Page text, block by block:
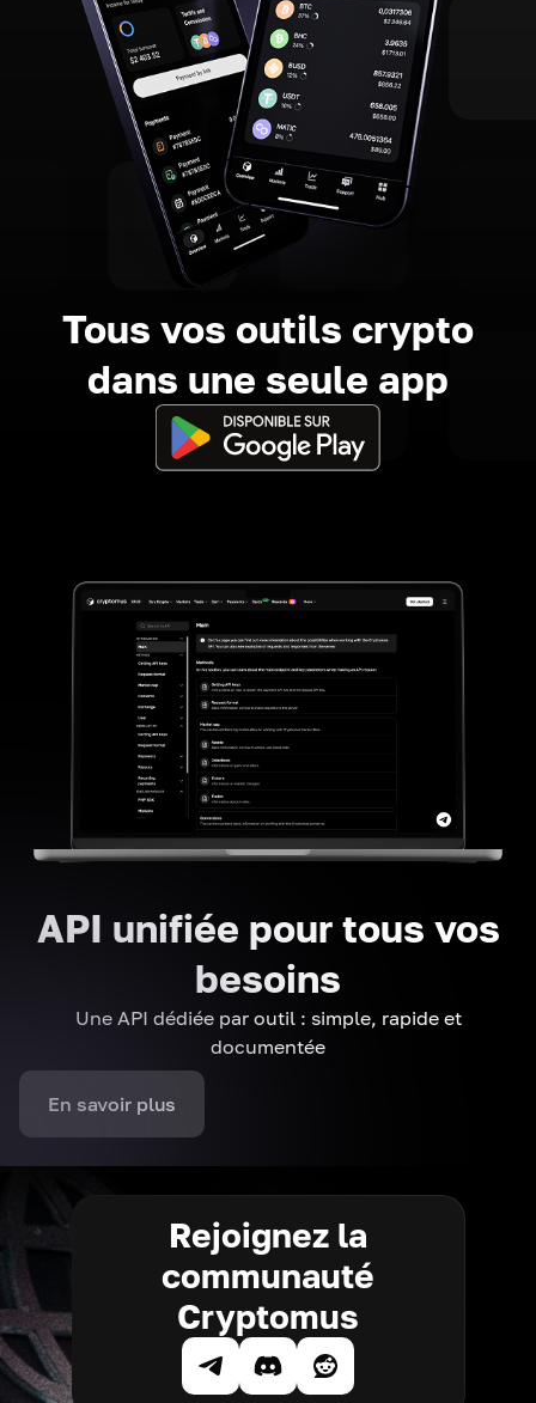
Tous vos outils crypto
dans une seule app
API unifiée pour tous vos
besoins
Une API dédiée par outil : simple, rapide et
documentée
En savoir plus
Rejoignez la
communauté
Cryptomus